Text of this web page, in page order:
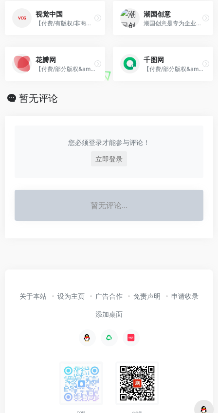
视觉中国
【付费/有版权/非商用】一个致力于设计作品分享、发现、售卖的专业平台。
潮国创意
潮国创意是专为企业和个人提供正版商用3d图片素材、电商设计海报、节日节气模板、立体背景、国潮风格等创意设计网站;找3d图片素材、电商设计海报、节日节气模板、立体
花瓣网
【付费/部分版权&amp;商用】帮你采集、收集灵感，保存有用的素材，晒晒自己想要的东西。
千图网
【付费/部分版权&amp;商用】1000万+图库，让你的创意多一份新意。
暂无评论
您必须登录才能参与评论！
立即登录
暂无评论...
关于本站 设为主页 广告合作 免责声明 申请收录
添加桌面